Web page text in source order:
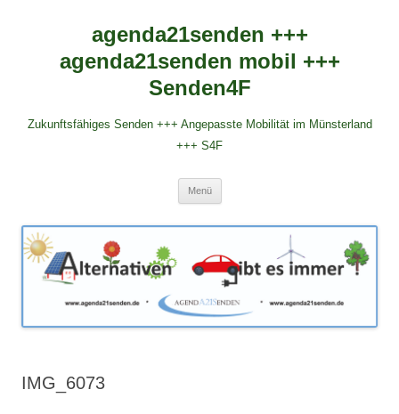
agenda21senden +++
agenda21senden mobil +++
Senden4F
Zukunftsfähiges Senden +++ Angepasste Mobilität im Münsterland
+++ S4F
Menü
IMG_6073